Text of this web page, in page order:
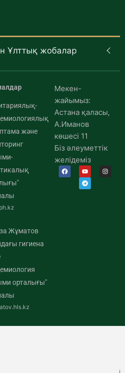
Ұлттық жобалар
және
Жұматов
гигиена
орталығы"
Мекен-
жайымыз:
Астана қаласы,
А.Иманов
көшесі 11
Біз әлеуметтік
желідеміз